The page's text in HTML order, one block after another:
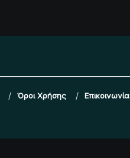
Όροι Χρήσης Επικοινωνία